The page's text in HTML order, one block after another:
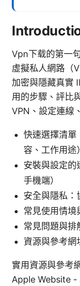
Vpn下载的第一
虛擬私人網路（
加密與隱藏真實
用的步驟、評比
VPN、設定連線
快速選擇清單
容、工作用途
安裝與設定的
手機端）
安全與隱私：
常見使用情境
常見問題與排
資源與參考網
實用資源與參考
Apple Website